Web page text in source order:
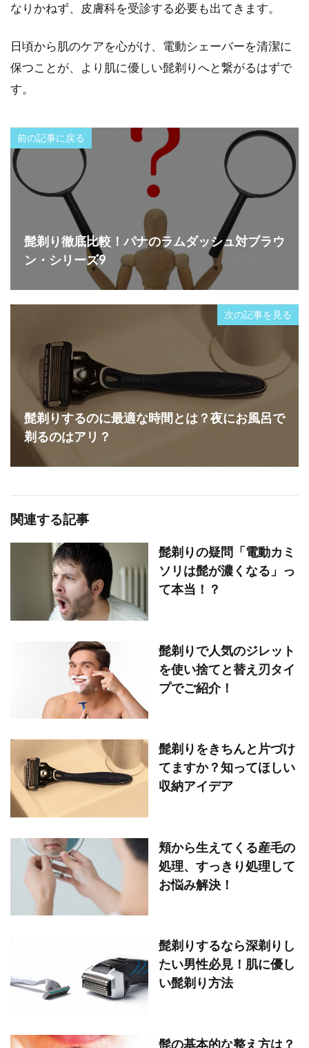
なりかねず、皮膚科を受診する必要も出てきます。
日頃から肌のケアを心がけ、電動シェーバーを清潔に
保つことが、より肌に優しい髭剃りへと繋がるはずで
す。
前の記事に戻る
髭剃り徹底比較！パナのラムダッシュ対ブラウ
ン・シリーズ9
次の記事を見る
髭剃りするのに最適な時間とは？夜にお風呂で
剃るのはアリ？
関連する記事
髭剃りの疑問「電動カミ
ソリは髭が濃くなる」っ
て本当！？
髭剃りで人気のジレット
を使い捨てと替え刃タイ
プでご紹介！
髭剃りをきちんと片づけ
てますか？知ってほしい
収納アイデア
頬から生えてくる産毛の
処理、すっきり処理して
お悩み解決！
髭剃りするなら深剃りし
たい男性必見！肌に優し
い髭剃り方法
髭の基本的な整え方は？